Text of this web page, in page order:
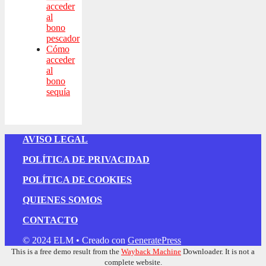
acceder
al
bono
pescador
Cómo
acceder
al
bono
sequía
AVISO LEGAL
POLÍTICA DE PRIVACIDAD
POLÍTICA DE COOKIES
QUIENES SOMOS
CONTACTO
© 2024 ELM • Creado con GeneratePress
This is a free demo result from the Wayback Machine Downloader. It is not a
complete website.